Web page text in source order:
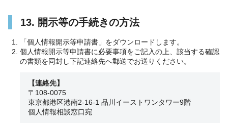
13. 開示等の手続きの方法
「個人情報開示等申請書」をダウンロードします。
個人情報開示等申請書に必要事項をご記入の上、該当する確認
の書類を同封し下記連絡先へ郵送でお送りください。
【連絡先】
〒108-0075
東京都港区港南2-16-1 品川イーストワンタワー9階
個人情報相談窓口宛